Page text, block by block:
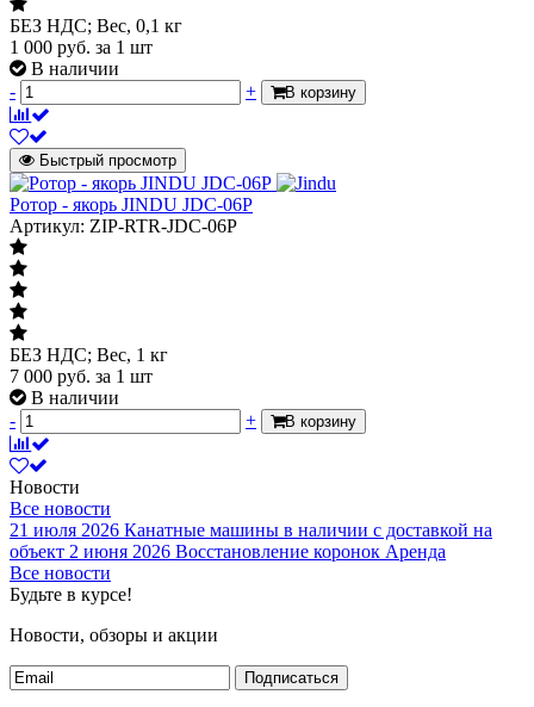
БЕЗ НДС; Вес, 0,1 кг
1 000 руб. за 1 шт
В наличии
-
+ В корзину
Быстрый просмотр
Ротор - якорь JINDU JDC-06P
Артикул: ZIP-RTR-JDC-06P
БЕЗ НДС; Вес, 1 кг
7 000 руб. за 1 шт
В наличии
-
+ В корзину
Новости
Все новости
21 июля 2026 Канатные машины в наличии с доставкой на
объект 2 июня 2026 Восстановление коронок Аренда
Все новости
Будьте в курсе!
Новости, обзоры и акции
Подписаться